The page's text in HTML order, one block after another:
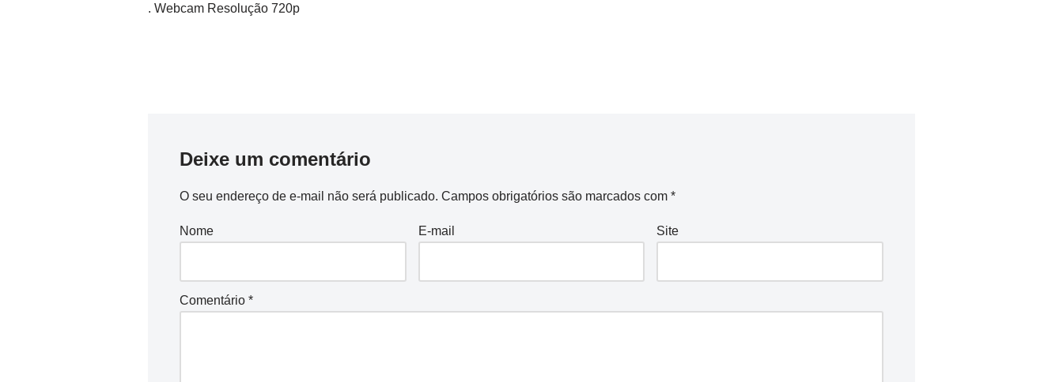
. Webcam Resolução 720p
Deixe um comentário
O seu endereço de e-mail não será publicado. Campos obrigatórios são marcados com *
Nome E-mail Site
Comentário *